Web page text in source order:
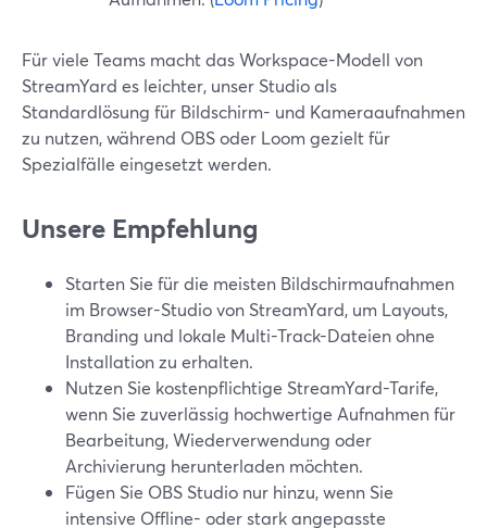
Für viele Teams macht das Workspace-Modell von
StreamYard es leichter, unser Studio als
Standardlösung für Bildschirm- und Kameraaufnahmen
zu nutzen, während OBS oder Loom gezielt für
Spezialfälle eingesetzt werden.
Unsere Empfehlung
Starten Sie für die meisten Bildschirmaufnahmen
im Browser-Studio von StreamYard, um Layouts,
Branding und lokale Multi-Track-Dateien ohne
Installation zu erhalten.
Nutzen Sie kostenpflichtige StreamYard-Tarife,
wenn Sie zuverlässig hochwertige Aufnahmen für
Bearbeitung, Wiederverwendung oder
Archivierung herunterladen möchten.
Fügen Sie OBS Studio nur hinzu, wenn Sie
intensive Offline- oder stark angepasste